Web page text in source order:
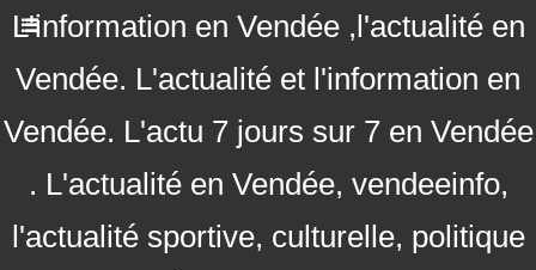
L'information en Vendée ,l'actualité en
Vendée. L'actualité et l'information en
Vendée. L'actu 7 jours sur 7 en Vendée
. L'actualité en Vendée, vendeeinfo,
l'actualité sportive, culturelle, politique